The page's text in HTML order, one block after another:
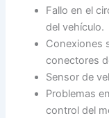
Fallo en el
del vehículo.
Conexiones
conectores
Sensor de
Problemas
control del